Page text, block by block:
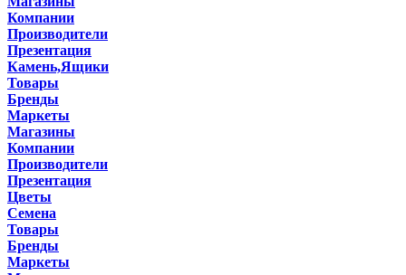
Компании
Производители
Презентация
Камень,Ящики
Товары
Бренды
Маркеты
Магазины
Компании
Производители
Презентация
Цветы
Семена
Товары
Бренды
Маркеты